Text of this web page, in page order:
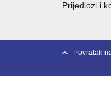
Prijedlozi i
Povratak